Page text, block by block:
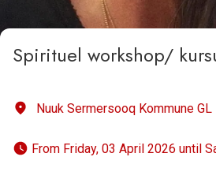
Spirituel workshop/
Nuuk Sermersooq Kommune GL
From Friday, 03 April 2026 until